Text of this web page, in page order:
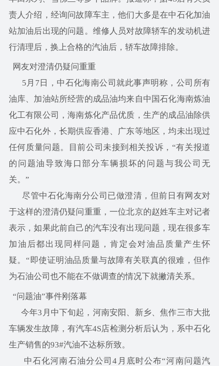
责人介绍，经询问故障车主，他们大多是在中石化加油
站加油后出现的问题。维修人员对故障轿车的发动机进
行清理后，换上合格的汽油后，轿车故障排除。
网友对澄清仍疑问重重
5月7日，中石化海南公司就此事声明称，公司所有
油库、加油站所经营的成品油均来自中国石化海南炼油
化工有限公司，海南炼化产品优质，生产的成品油除供
应中石化外，长期供应香港、广东等地区，均未出现过
任何质量问题。目前公司未接到相关投诉，“有关报道
的问题油导致海口部分车辆损坏的问题与我公司无
关。”
尽管中石化海南分公司已做澄清，但前日有网友对
于这样的澄清仍疑问重重，一位北京的赵姓车主对记者
表示，如果此前自己的汽车没有出现问题，现在很多车
加油后都出现同样问题，肯定会对油品质量产生怀
疑。“即使证明油品质量与故障有关联真的很难，但作
为石油公司也不能在不做调查的情况下就撇清关系。
“问题油”事件刚落幕
今年3月中下旬起，河南安阳、新乡、焦作三市大批
车辆发生故障，有汽车4S店检测分析后认为，系中石化
生产销售的93#汽油不达标所致。
中石化河南石油分公司4月底时公布“河南问题汽